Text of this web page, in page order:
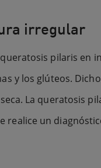
irregular
pilaris en
y los glúteos.
La queratosis
un